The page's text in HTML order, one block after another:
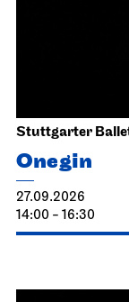
Stuttgarter
Onegin
27.09.2026
14:00 - 16:30